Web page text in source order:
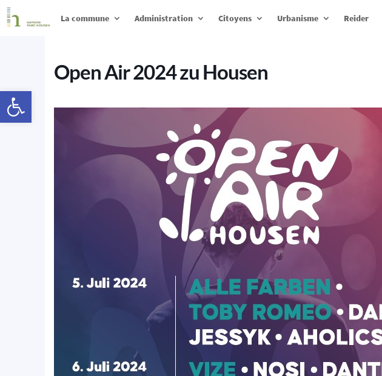
La commune Administration Citoyens Urbanisme Reider
Open Air 2024 zu Housen
Ouvrir la barre d’outils